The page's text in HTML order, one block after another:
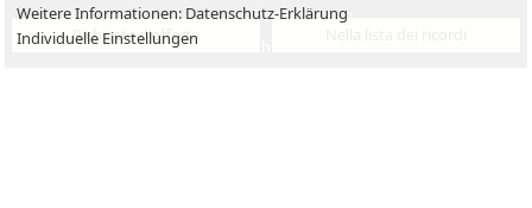
Richiesta d'offerta
Verkaufen
Posti di lavoro
Vendita
Weitere Informationen: Datenschutz-Erklärung
Individuelle Einstellungen